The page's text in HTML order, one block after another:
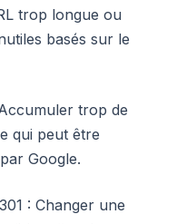
trop longue ou
basés sur le
trop de
qui peut être
Google.
: Changer une